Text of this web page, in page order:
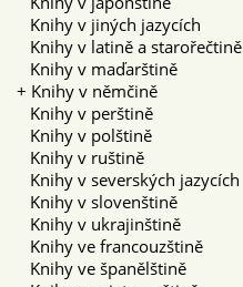
Knihy v jiných jazycích
Knihy v latině a starořečtině
Knihy v maďarštině
+ Knihy v němčině
Knihy v perštině
Knihy v polštině
Knihy v ruštině
Knihy v severských jazycích
Knihy v slovenštině
Knihy v ukrajinštině
Knihy ve francouzštině
Knihy ve španělštině